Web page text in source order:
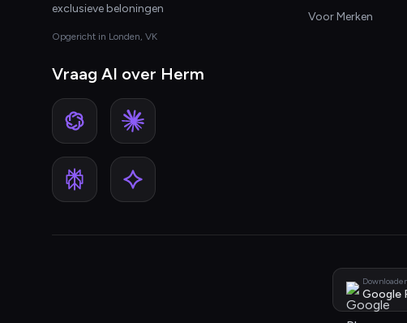
exclusieve beloningen
Opgericht in Londen, VK
Vraag AI over Herm
Voor Merken
Google